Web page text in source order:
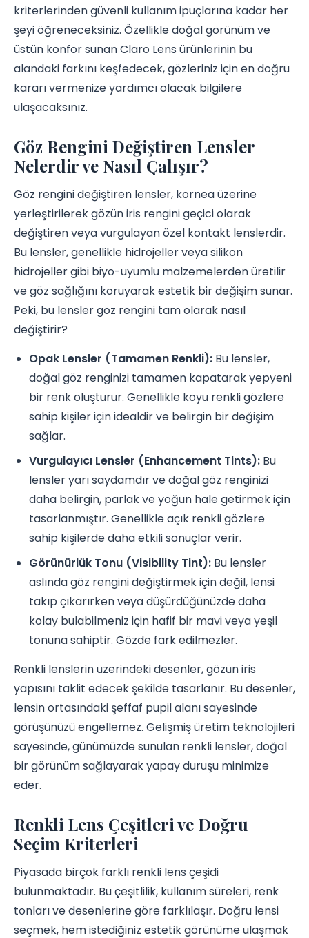
kriterlerinden güvenli kullanım ipuçlarına kadar her
şeyi öğreneceksiniz. Özellikle doğal görünüm ve
üstün konfor sunan Claro Lens ürünlerinin bu
alandaki farkını keşfedecek, gözleriniz için en doğru
kararı vermenize yardımcı olacak bilgilere
ulaşacaksınız.
Göz Rengini Değiştiren Lensler
Nelerdir ve Nasıl Çalışır?
Göz rengini değiştiren lensler, kornea üzerine
yerleştirilerek gözün iris rengini geçici olarak
değiştiren veya vurgulayan özel kontakt lenslerdir.
Bu lensler, genellikle hidrojeller veya silikon
hidrojeller gibi biyo-uyumlu malzemelerden üretilir
ve göz sağlığını koruyarak estetik bir değişim sunar.
Peki, bu lensler göz rengini tam olarak nasıl
değiştirir?
Opak Lensler (Tamamen Renkli): Bu lensler,
doğal göz renginizi tamamen kapatarak yepyeni
bir renk oluşturur. Genellikle koyu renkli gözlere
sahip kişiler için idealdir ve belirgin bir değişim
sağlar.
Vurgulayıcı Lensler (Enhancement Tints): Bu
lensler yarı saydamdır ve doğal göz renginizi
daha belirgin, parlak ve yoğun hale getirmek için
tasarlanmıştır. Genellikle açık renkli gözlere
sahip kişilerde daha etkili sonuçlar verir.
Görünürlük Tonu (Visibility Tint): Bu lensler
aslında göz rengini değiştirmek için değil, lensi
takıp çıkarırken veya düşürdüğünüzde daha
kolay bulabilmeniz için hafif bir mavi veya yeşil
tonuna sahiptir. Gözde fark edilmezler.
Renkli lenslerin üzerindeki desenler, gözün iris
yapısını taklit edecek şekilde tasarlanır. Bu desenler,
lensin ortasındaki şeffaf pupil alanı sayesinde
görüşünüzü engellemez. Gelişmiş üretim teknolojileri
sayesinde, günümüzde sunulan renkli lensler, doğal
bir görünüm sağlayarak yapay duruşu minimize
eder.
Renkli Lens Çeşitleri ve Doğru
Seçim Kriterleri
Piyasada birçok farklı renkli lens çeşidi
bulunmaktadır. Bu çeşitlilik, kullanım süreleri, renk
tonları ve desenlerine göre farklılaşır. Doğru lensi
seçmek, hem istediğiniz estetik görünüme ulaşmak